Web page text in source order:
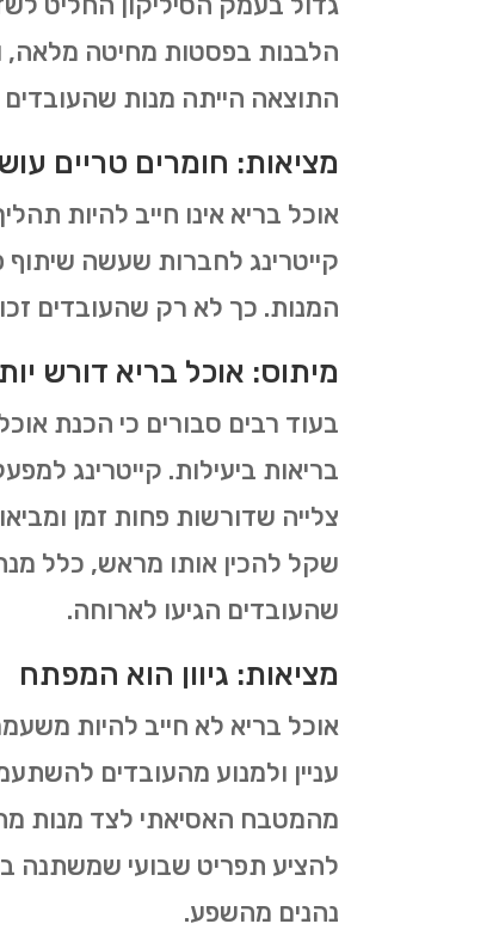
הלבנות בפסטות מחיטה מלאה,
התוצאה הייתה מנות
מציאות: חומרים טריים
אוכל בריא אינו חייב להיות
קייטרינג לחברות שעשה
המנות. כך לא רק שהעובדים
מיתוס: אוכל בריא דורש
בעוד רבים סבורים כי הכנת
בריאות ביעילות. קייטרינג
צלייה שדורשות פחות זמן
שקל להכין אותו מראש, כלל
שהעובדים הגיעו לארוחה.
מציאות: גיוון הוא המפתח
אוכל בריא לא חייב להיות
עניין ולמנוע מהעובדים
מהמטבח האסיאתי לצד מנות
להציע תפריט שבועי שמשתנה
נהנים מהשפע.